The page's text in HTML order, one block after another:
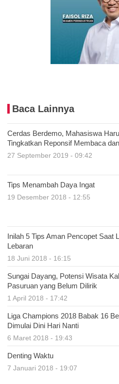
Baca Lainnya
Cerdas Berdemo, Mahasiswa
Tingkatkan Reponsif Membaca
27 September 2019 - 09:42
Tips Menambah Daya Ingat
19 Desember 2018 - 12:55
Inilah 5 Tips Aman Pencopet Saat
Lebaran
18 Juni 2018 - 16:15
Sungai Dayang, Potensi Wisata
Pasuruan yang Belum Dilirik
1 April 2018 - 17:42
Liga Champions 2018 Babak 16
Dimulai Dini Hari Nanti
6 Maret 2018 - 19:43
Denting Waktu
7 Januari 2018 - 19:07